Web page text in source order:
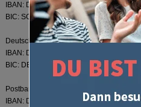
IBAN: DE25342500000000008987
BIC: SOLSDE33XXX
Deutsche Bank AG, Solingen
IBAN: DE84342700940011688900
BIC: DEUTDEDW342
Postbank Köln
IBAN: DE22370100500029850503